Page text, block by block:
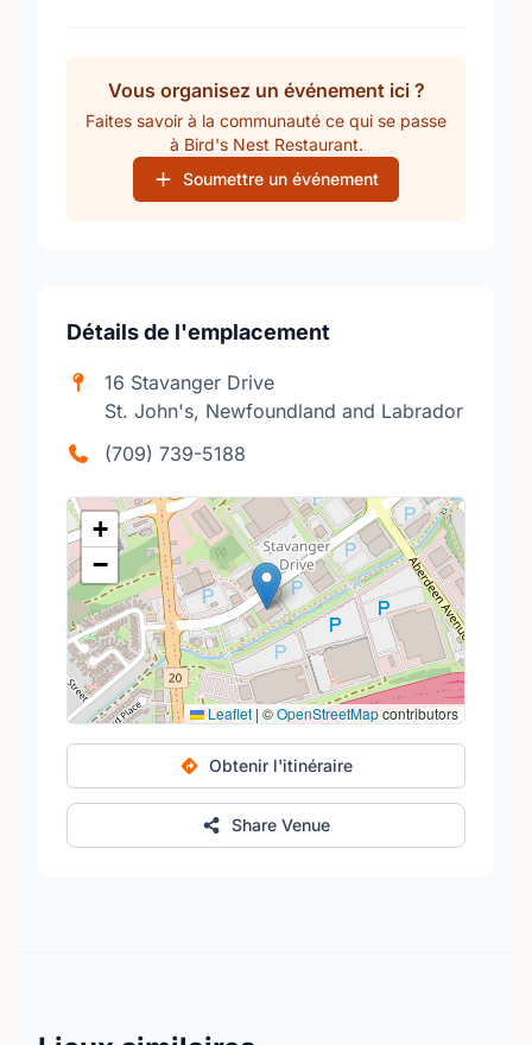
Vous organisez un événement ici ?
Faites savoir à la communauté ce qui se passe
à Bird's Nest Restaurant.
Soumettre un événement
Détails de l'emplacement
16 Stavanger Drive
St. John's, Newfoundland and Labrador
(709) 739-5188
+
−
Leaflet |©OpenStreetMapcontributors
Obtenir l'itinéraire
Share Venue